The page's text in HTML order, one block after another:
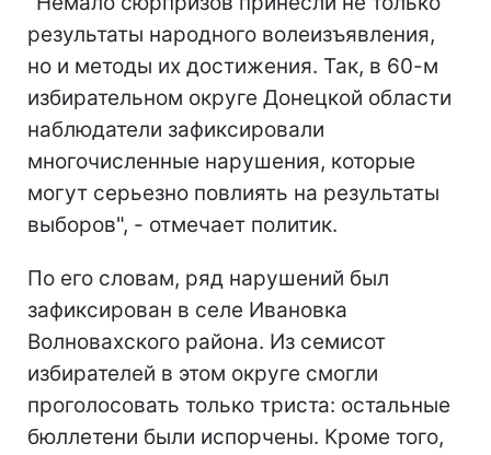
результаты народного волеизъявления,
но и методы их достижения. Так, в 60-м
избирательном округе Донецкой области
наблюдатели зафиксировали
многочисленные нарушения, которые
могут серьезно повлиять на результаты
выборов", - отмечает политик.
По его словам, ряд нарушений был
зафиксирован в селе Ивановка
Волновахского района. Из семисот
избирателей в этом округе смогли
проголосовать только триста: остальные
бюллетени были испорчены. Кроме того,